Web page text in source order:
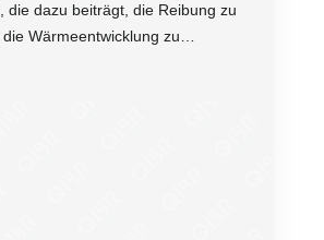
die dazu beiträgt, die Reibung zu
Wärmeentwicklung zu